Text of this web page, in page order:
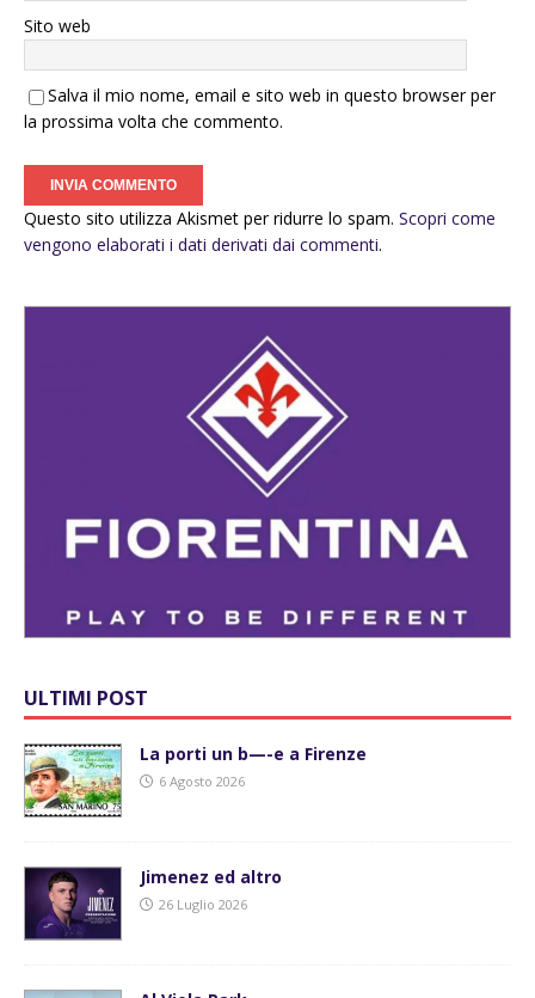
Sito web
Salva il mio nome, email e sito web in questo browser per
la prossima volta che commento.
Questo sito utilizza Akismet per ridurre lo spam. Scopri come
vengono elaborati i dati derivati dai commenti.
ULTIMI POST
La porti un b—-e a Firenze
6 Agosto 2026
Jimenez ed altro
26 Luglio 2026